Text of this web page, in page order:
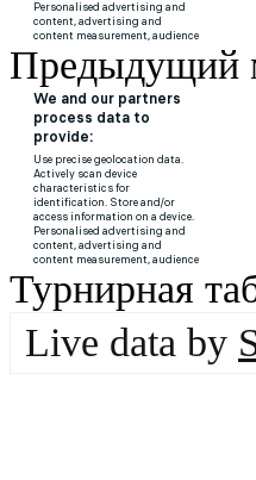
Предыдущий
Турнирная
Live data by